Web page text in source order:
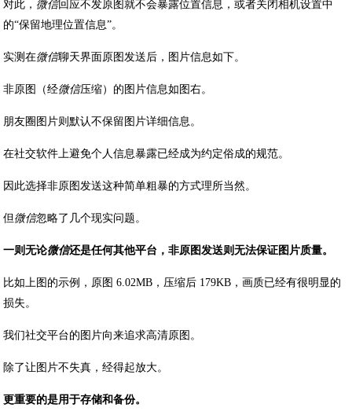
对此， 微信回应不发原图就不会暴露位置信息，或者关闭相机设置中
的“保留地理位置信息”。
实测在微信聊天界面原图发送后，图片信息如下。
非原图（经微信压缩）的图片信息如图右。
朋友圈图片则默认不保留图片详细信息。
在社交软件上避免个人信息暴露已经成为约定俗成的规范。
因此选择非原图发送这种简单粗暴的方式理所当然。
但微信忽略了几个现实问题。
一则无论微信还是任何其他平台，非原图发送则无法保证图片质量。
比如上图的示例，原图 6.02MB，压缩后 179KB，画质已经有很明显的
损失。
我们社交平台的图片向来追求高清原图。
除了让图片不失真，经得起放大。
更重要的是用于存储和备份。